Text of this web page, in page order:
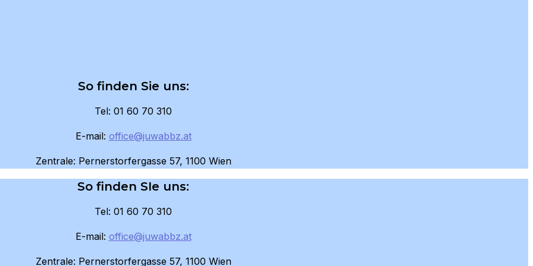
So finden Sie uns:
Tel: 01 60 70 310
E-mail: office@juwabbz.at
Zentrale: Pernerstorfergasse 57, 1100 Wien
So finden SIe uns:
Tel: 01 60 70 310
E-mail: office@juwabbz.at
Zentrale: Pernerstorfergasse 57, 1100 Wien